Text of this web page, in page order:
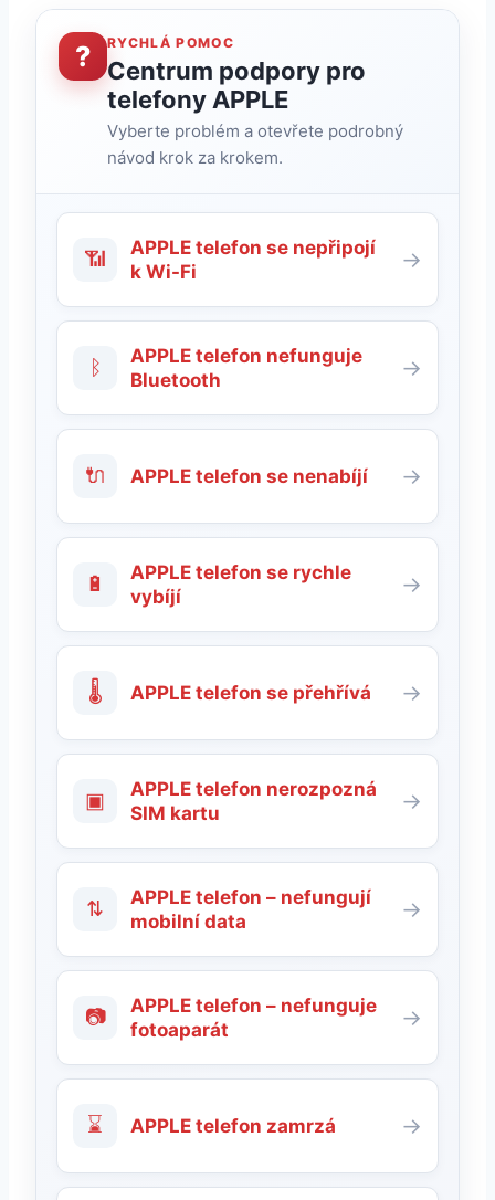
? RYCHLÁ POMOC
Centrum podpory pro
telefony APPLE
Vyberte problém a otevřete podrobný
návod krok za krokem.
📶
APPLE telefon se nepřipojí
k Wi-Fi
→
ᛒ
APPLE telefon nefunguje
Bluetooth
→
🔌 APPLE telefon se nenabíjí →
🔋
APPLE telefon se rychle
vybíjí
→
🌡 APPLE telefon se přehřívá →
▣
APPLE telefon nerozpozná
SIM kartu
→
⇅
APPLE telefon – nefungují
mobilní data
→
📷
APPLE telefon – nefunguje
fotoaparát
→
⌛ APPLE telefon zamrzá →